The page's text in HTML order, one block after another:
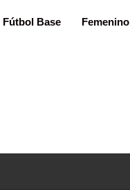
Fútbol Base Femenino